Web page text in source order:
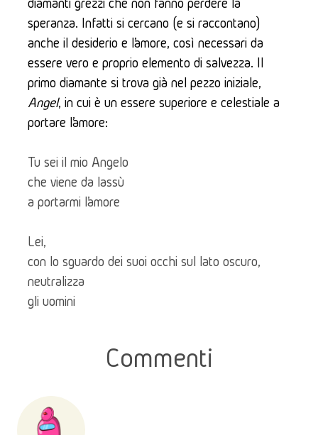
speranza. Infatti si cercano (e si raccontano)
anche il desiderio e l’amore, così necessari da
essere vero e proprio elemento di salvezza. Il
Angel, in cui è un essere superiore e celestiale a
portare l’amore:
Tu sei il mio Angelo
che viene da lassù
a portarmi l’amore
Lei,
con lo sguardo dei suoi occhi sul lato oscuro,
neutralizza
gli uomini
Commenti